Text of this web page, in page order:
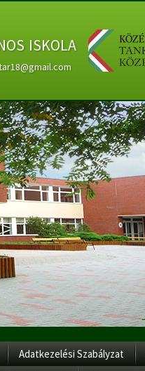
iskola
Adatkezelési Szabályzat